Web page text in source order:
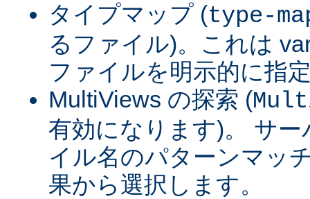
タイプマップ (type-
るファイル)。これは
ファイルを明示的に指
MultiViews の探索 (
有効になります)。 サ
イル名のパターンマッ
果から選択します。